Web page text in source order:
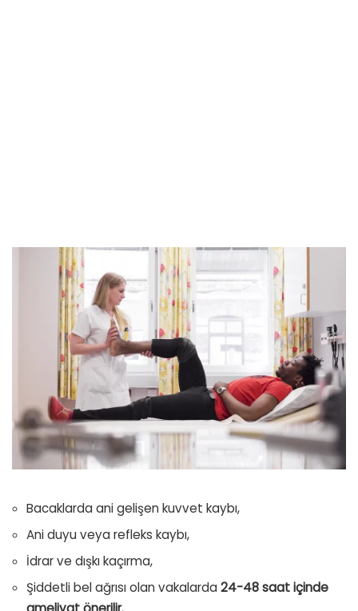
Bacaklarda ani gelişen kuvvet kaybı,
Ani duyu veya refleks kaybı,
İdrar ve dışkı kaçırma,
Şiddetli bel ağrısı olan vakalarda 24-48 saat içinde